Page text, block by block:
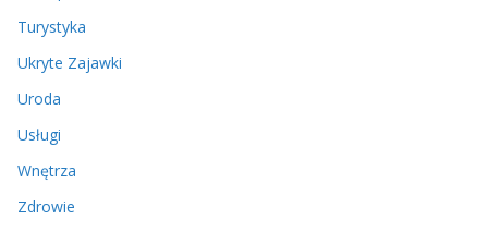
Turystyka
Ukryte Zajawki
Uroda
Usługi
Wnętrza
Zdrowie